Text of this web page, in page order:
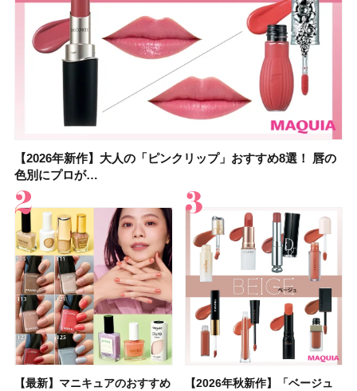
【2026年新作】大人の「ピンクリップ」おすすめ8選！ 唇の
色別にプロが…
【最新】マニキュアのおすすめ
【2026年秋新作】「ベージュ
【上田竜也さんのマイベストコスメ５選】大人になって開眼
したからこそ愛が深…
【2026年夏】汗に強い日焼け
【石井美保さん】おすすめの
【2026年新作】大人の「ピンクリップ」おすすめ8選！ 唇の
色別にプロが…
【最新】マニキュアのおすすめ
【2026年秋新作】「ベージュ
【2026夏】「香水・フレグランス」ランキングTOP5！＜美
容マニア・マ…
【デパコスのネイルオイル10
【2026年】ボディ用日焼け止
【2026夏】「歯磨き粉・オーラルケア」ランキングTOP5！
＜美容マニア…
【石井美保さんのおすすめお菓
【板野友美さんの美活】「最
【2026年夏】40代におすすめの髪型30選！ 若く見える・手
入れが楽な…
【2026年夏】おすすめの髪型
【2026年夏】小顔に見えるボ
【鈴木えみさんの愛用品30選】コスメ・スキンケア・ヘアケ
アetc.お気に…
【読者プレゼント】羽の見えな
【2026年8月の一粒万倍日】お
【キャンメイク】売切続出！先行発売中の「クリアヴェール
セッティングパウダ…
【セザンヌ】8/7新色追加！
【限定】&be「リップカラーデ